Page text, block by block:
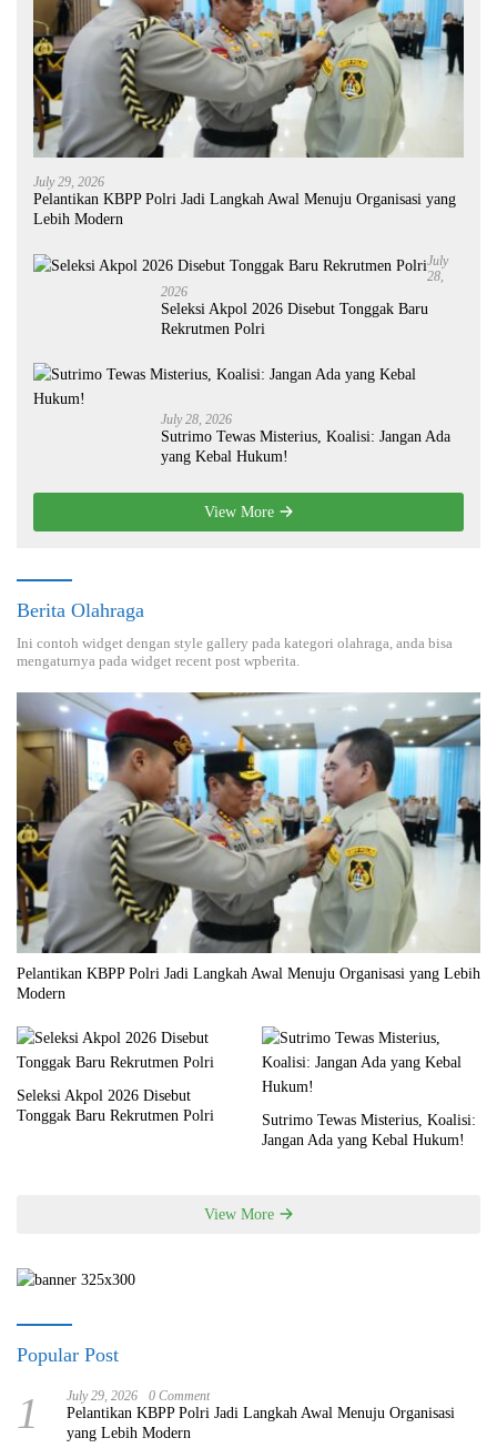
July 29, 2026
Pelantikan KBPP Polri Jadi Langkah Awal Menuju Organisasi yang
Lebih Modern
July
28,
2026
Seleksi Akpol 2026 Disebut Tonggak Baru
Rekrutmen Polri
July 28, 2026
Sutrimo Tewas Misterius, Koalisi: Jangan Ada
yang Kebal Hukum!
View More
Berita Olahraga
Ini contoh widget dengan style gallery pada kategori olahraga, anda bisa
mengaturnya pada widget recent post wpberita.
Pelantikan KBPP Polri Jadi Langkah Awal Menuju Organisasi yang Lebih
Modern
Seleksi Akpol 2026 Disebut
Tonggak Baru Rekrutmen Polri
Sutrimo Tewas Misterius, Koalisi:
Jangan Ada yang Kebal Hukum!
View More
Popular Post
1 July 29, 2026 0 Comment
Pelantikan KBPP Polri Jadi Langkah Awal Menuju Organisasi
yang Lebih Modern